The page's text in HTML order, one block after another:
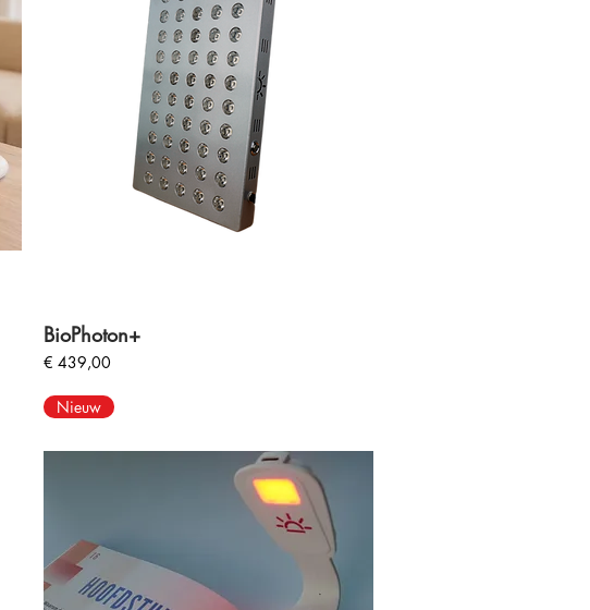
BioPhoton+
Prijs
€ 439,00
Nieuw